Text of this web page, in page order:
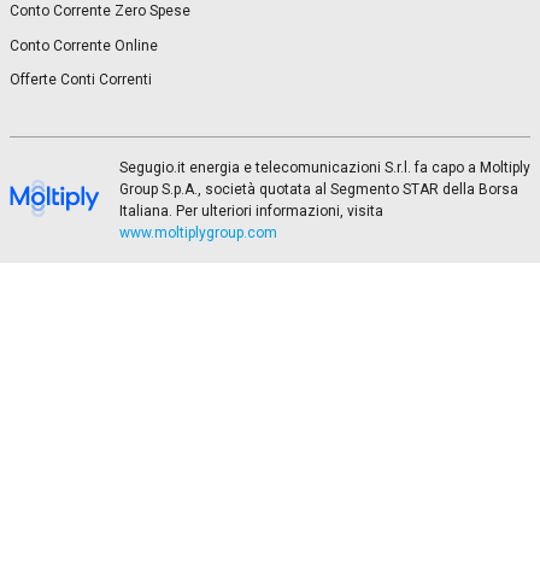
Conto Corrente Zero Spese
Conto Corrente Online
Offerte Conti Correnti
Segugio.it energia e telecomunicazioni S.r.l. fa capo a Moltiply
Group S.p.A., società quotata al Segmento STAR della Borsa
Italiana. Per ulteriori informazioni, visita
www.moltiplygroup.com